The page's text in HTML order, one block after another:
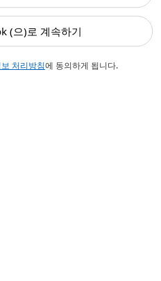
(으)로 계속하기
처리방침에 동의하게 됩니다.